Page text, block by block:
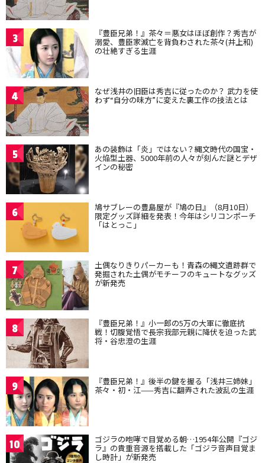
3 『豊臣兄弟！』茶々＝悪女はほぼ創作？秀吉が
溺愛、豊臣家滅亡を背負わされた茶々(井上和)
の壮絶すぎる生涯
4 なぜ浅井の旧臣は秀吉に従ったのか？ 武力を使
わず“自分の味方”に変えた裏工作の技法とは
5 あの装飾は「炎」ではない？縄文時代の国宝・
火焔型土器、5000年前の人々が刻んだ謎とデザ
インの秘密
6 鳩サブレーの豊島屋が『鳩の日』（8月10日）
限定グッズ詳細を発表！今年はシリコンポーチ
「はとっこ」
7 土偶なりきりパーカーも！青森の縄文遺跡群で
発掘された土偶がモチーフのキュートなグッズ
が新発売
8 『豊臣兄弟！』小一郎の5万の大軍に徹底抗
戦！切腹覚悟で長宗我部元親に降伏を迫った武
将・谷忠澄の生涯
9 『豊臣兄弟！』後半の鍵を握る「浅井三姉妹」
茶々・初・江——秀吉に翻弄された波乱の生涯
10 ゴジラの咆哮で目覚める朝…1954年公開『ゴジ
ラ』の貴重音源を搭載した「ゴジラ音声目覚ま
し時計」が新発売